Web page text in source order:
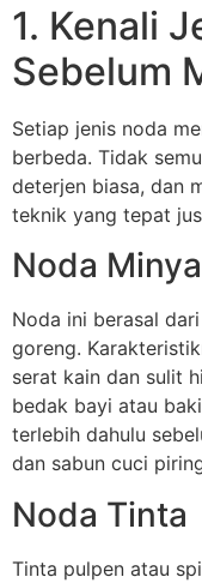
1. Kenali
Sebelum
Setiap jenis noda
berbeda. Tidak
deterjen biasa, dan
teknik yang tepat
Noda
Noda ini berasal
goreng.
serat kain dan sulit
bedak bayi atau
terlebih dahulu
dan sabun cuci
Noda Tinta
Tinta pulpen atau